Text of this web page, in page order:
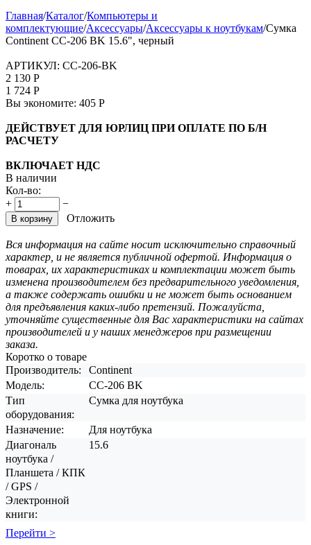
Главная/Каталог/Компьютеры и
комплектующие/Аксессуары/Аксессуары к ноутбукам/Сумка
Continent CC-206 BK 15.6", черный
АРТИКУЛ: CC-206-BK
2 130 Р
1 724 Р
Вы экономите: 405 Р
ДЕЙСТВУЕТ ДЛЯ ЮРЛИЦ ПРИ ОПЛАТЕ ПО Б/Н
РАСЧЕТУ
ВКЛЮЧАЕТ НДС
В наличии
Кол-во:
+
−
В корзину Отложить
Вся информация на сайте носит исключительно справочный
характер, и не является публичной офертой. Информация о
товарах, их характеристиках и комплектации может быть
изменена производителем без предварительного уведомления,
а также содержать ошибки и не может быть основанием
для предъявления каких-либо претензий. Пожалуйста,
уточняйте существенные для Вас характеристики на сайтах
производителей и у наших менеджеров при размещении
заказа.
Коротко о товаре
Производитель:
Continent
Модель:
CC-206 BK
Тип
оборудования:
Сумка для ноутбука
Назначение:
Для ноутбука
Диагональ
ноутбука /
Планшета / КПК
/ GPS /
Электронной
книги:
15.6
Перейти >